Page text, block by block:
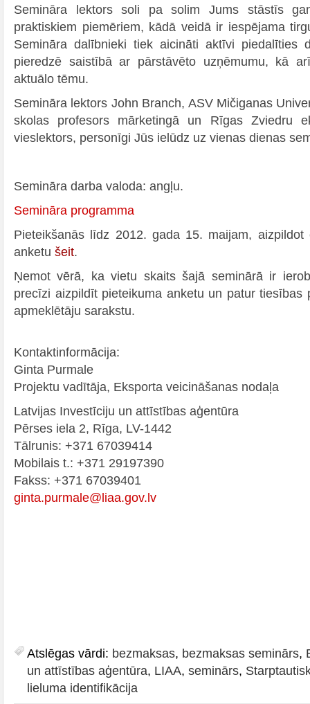
Semināra lektors soli pa solim Jums stāstīs
praktiskiem piemēriem, kādā veidā ir iespējama
Semināra dalībnieki tiek aicināti aktīvi piedalīties
pieredzē saistībā ar pārstāvēto uzņēmumu, kā
aktuālo tēmu.
Semināra lektors John Branch, ASV Mičiganas
skolas profesors mārketingā un Rīgas Zviedru
vieslektors, personīgi Jūs ielūdz uz vienas dienas
Semināra darba valoda: angļu.
Semināra programma
Pieteikšanās līdz 2012. gada 15. maijam, aizpildot
anketu šeit.
Ņemot vērā, ka vietu skaits šajā seminārā ir
precīzi aizpildīt pieteikuma anketu un patur tiesības
apmeklētāju sarakstu.
Kontaktinformācija:
Ginta Purmale
Projektu vadītāja, Eksporta veicināšanas nodaļa
Latvijas Investīciju un attīstības aģentūra
Pērses iela 2, Rīga, LV-1442
Tālrunis: +371 67039414
Mobilais t.: +371 29197390
Fakss: +371 67039401
ginta.purmale@liaa.gov.lv
Atslēgas vārdi: bezmaksas, bezmaksas seminārs,
un attīstības aģentūra, LIAA, seminārs,
lieluma identifikācija